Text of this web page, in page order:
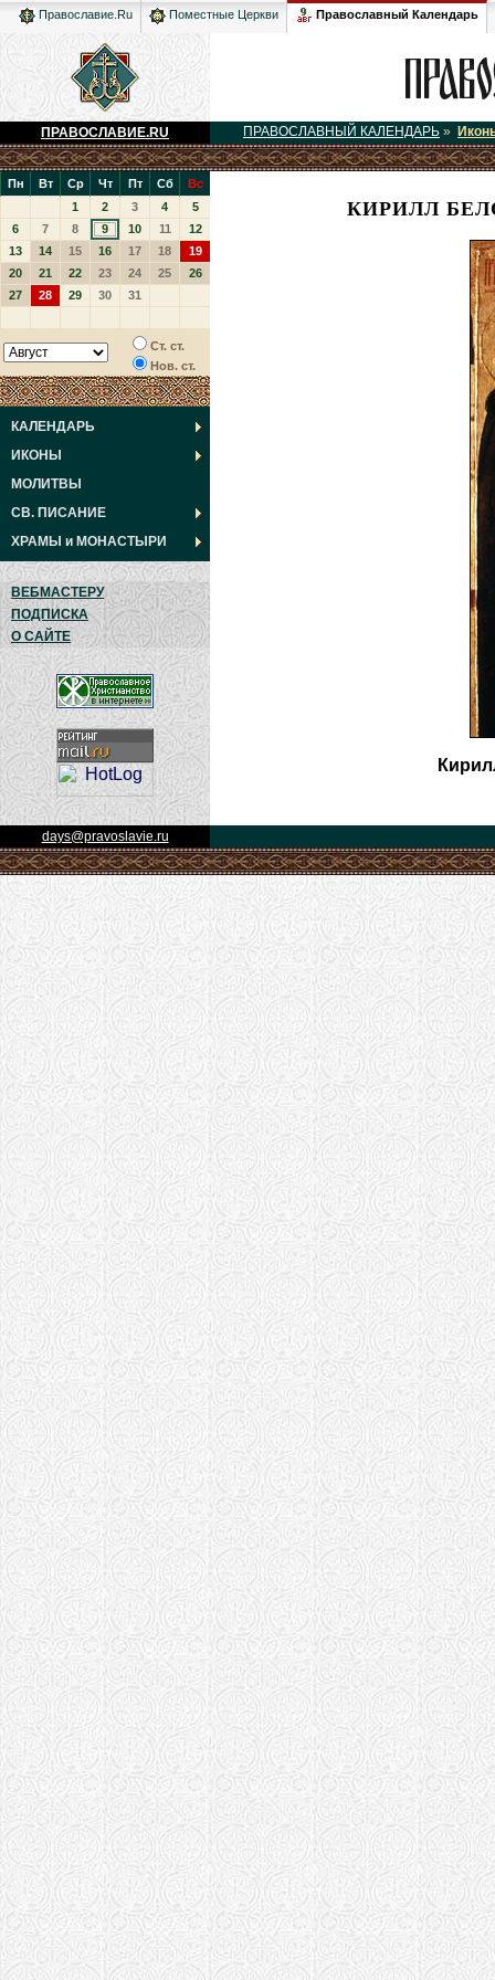
Православие.Ru Поместные Церкви Православный Календарь
ПРАВОСЛАВИЕ.RU ПРАВОСЛАВНЫЙ КАЛЕНДАРЬ »
Пн Вт Ср Чт Пт Сб
Вс
1
2 3 4
5
6
7 8 9 10 11
12
13
14 15 16 17 18
19
20
21 22 23 24 25
26
27
28 29 30 31
Ст. ст.
Нов. ст.
КАЛЕНДАРЬ
ИКОНЫ
МОЛИТВЫ
СВ. ПИСАНИЕ
ХРАМЫ и МОНАСТЫРИ
ВЕБМАСТЕРУ
ПОДПИСКА
О САЙТЕ
КИРИЛЛ
days@pravoslavie.ru